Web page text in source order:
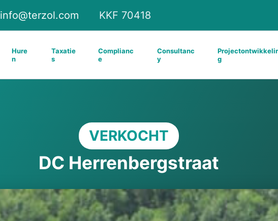
info@terzol.com KKF 70418
Hure
n
Taxatie
s
Complianc
e
Consultanc
y
g
VERKOCHT
DC Herrenbergstraat